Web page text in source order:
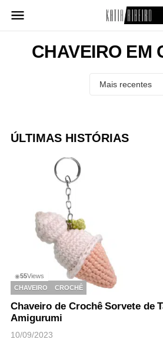
para
conteúdoCHAVEIRO EM
ÚLTIMAS HISTÓRIAS
◉55Views
CHAVEIRO
CROCHÊ
Chaveiro de Crochê Sorvete de
Amigurumi
10/09/2023